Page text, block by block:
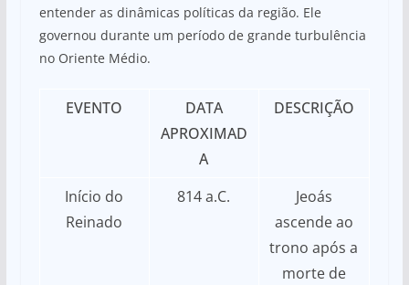
entender as dinâmicas políticas da região. Ele
governou durante um período de grande turbulência
no Oriente Médio.
EVENTO
DATA
APROXIMAD
A
DESCRIÇÃO
Início do
Reinado
814 a.C.
Jeoás
ascende ao
trono após a
morte de